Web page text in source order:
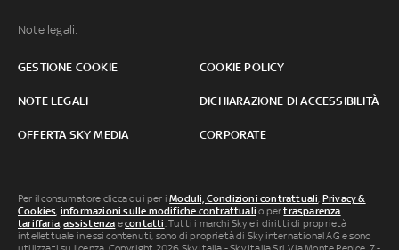
Note legali:
GESTIONE COOKIE COOKIE POLICY
NOTE LEGALI DICHIARAZIONE DI ACCESSIBILITÀ
OFFERTA SKY MEDIA CORPORATE
Per il consumatore clicca qui per iModuli, Condizioni contrattuali Privacy &
Cookies informazioni sulle modifiche contrattuali o pertrasparenza
tariffaria ,assistenza econtatti . Tutti i marchi Sky e i diritti di proprietà
intellettuale in essi contenuti, sono di proprietà di Sky international AG e sono